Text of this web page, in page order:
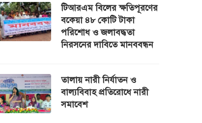
টিআরএম বিলের ক্ষতিপূরণের
বকেয়া ৪৮ কোটি টাকা
পরিশোধ ও জলাবদ্ধতা
নিরসনের দাবিতে মানববন্ধন
তালায় নারী নির্যাতন ও
বাল্যবিবাহ প্রতিরোধে নারী
সমাবেশ